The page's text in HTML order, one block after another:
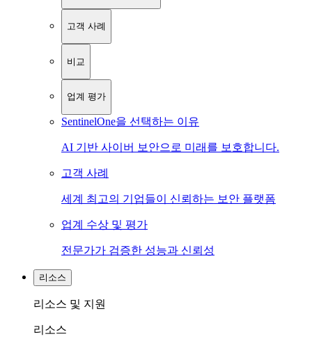
고객 사례
비교
업계 평가
SentinelOne을 선택하는 이유
AI 기반 사이버 보안으로 미래를 보호합니다.
고객 사례
세계 최고의 기업들이 신뢰하는 보안 플랫폼
업계 수상 및 평가
전문가가 검증한 성능과 신뢰성
리소스
리소스 및 지원
리소스